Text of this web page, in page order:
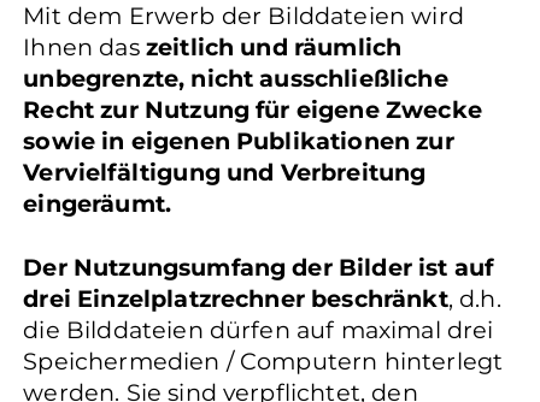
Mit dem Erwerb der Bilddateien wird
Ihnen das zeitlich und räumlich
unbegrenzte, nicht ausschließliche
Recht zur Nutzung für eigene Zwecke
sowie in eigenen Publikationen zur
Vervielfältigung und Verbreitung
eingeräumt.
Der Nutzungsumfang der Bilder ist auf
drei Einzelplatzrechner beschränkt, d.h.
die Bilddateien dürfen auf maximal drei
Speichermedien / Computern hinterlegt
werden. Sie sind verpflichtet, den